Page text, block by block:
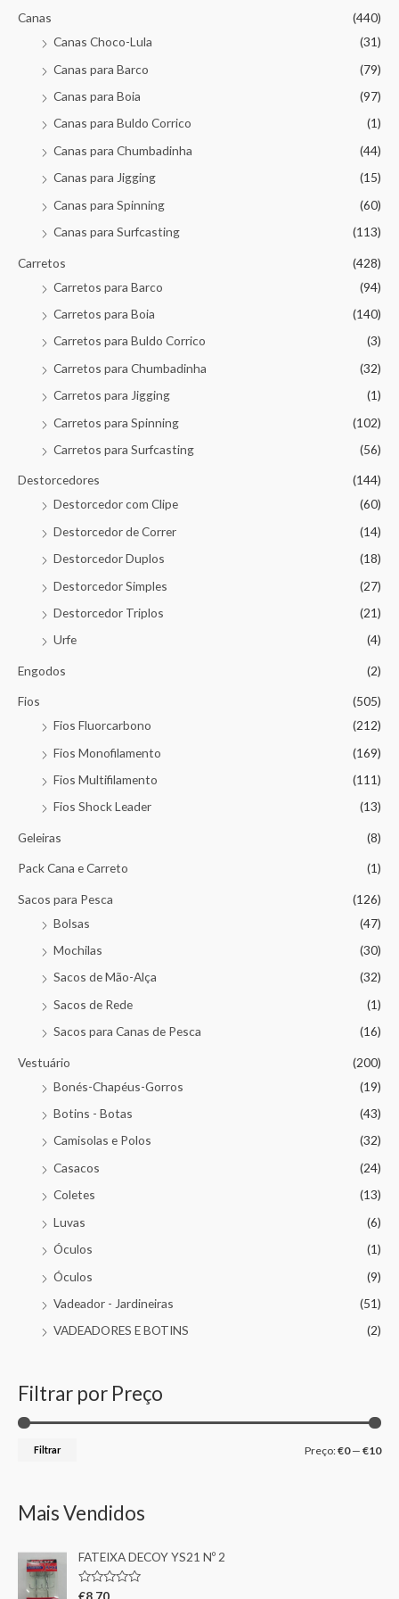
Canas
(440)
Canas Choco-Lula
(31)
Canas para Barco
(79)
Canas para Boia
(97)
Canas para Buldo Corrico
(1)
Canas para Chumbadinha
(44)
Canas para Jigging
(15)
Canas para Spinning
(60)
Canas para Surfcasting
(113)
Carretos
(428)
Carretos para Barco
(94)
Carretos para Boia
(140)
Carretos para Buldo Corrico
(3)
Carretos para Chumbadinha
(32)
Carretos para Jigging
(1)
Carretos para Spinning
(102)
Carretos para Surfcasting
(56)
Destorcedores
(144)
Destorcedor com Clipe
(60)
Destorcedor de Correr
(14)
Destorcedor Duplos
(18)
Destorcedor Simples
(27)
Destorcedor Triplos
(21)
Urfe
(4)
Engodos (2)
Fios
(505)
Fios Fluorcarbono
(212)
Fios Monofilamento
(169)
Fios Multifilamento
(111)
Fios Shock Leader
(13)
Geleiras (8)
Pack Cana e Carreto (1)
Sacos para Pesca
(126)
Bolsas
(47)
Mochilas
(30)
Sacos de Mão-Alça
(32)
Sacos de Rede
(1)
Sacos para Canas de Pesca
(16)
Vestuário
(200)
Bonés-Chapéus-Gorros
(19)
Botins - Botas
(43)
Camisolas e Polos
(32)
Casacos
(24)
Coletes
(13)
Luvas
(6)
Óculos
(1)
Óculos
(9)
Vadeador - Jardineiras
(51)
VADEADORES E BOTINS
(2)
Filtrar por Preço
Filtrar Preço:€0— €10
Mais Vendidos
FATEIXA DECOY YS21 Nº 2
A
€8,70